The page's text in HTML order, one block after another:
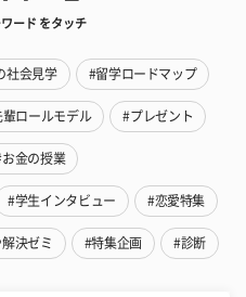
ード をタッチ
社会見学 #留学ロードマップ
輩ロールモデル #プレゼント
お金の授業
#学生インタビュー #恋愛特集
決ゼミ #特集企画 #診断